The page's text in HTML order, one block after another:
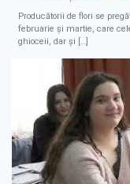
Producătorii de flori se
februarie și martie, care
ghioceii, dar și […]